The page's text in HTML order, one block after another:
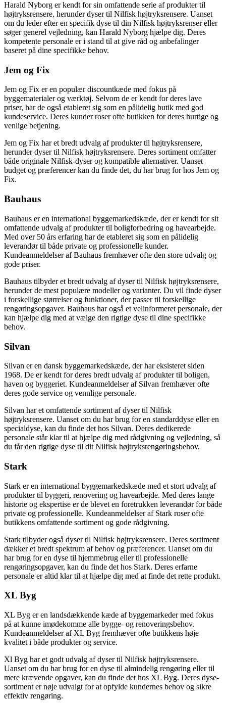
Harald Nyborg er kendt for sin omfattende serie af produkter til
højtryksrensere, herunder dyser til Nilfisk højtryksrensere. Uanset
om du leder efter en specifik dyse til din Nilfisk højtryksrenser eller
søger generel vejledning, kan Harald Nyborg hjælpe dig. Deres
kompetente personale er i stand til at give råd og anbefalinger
baseret på dine specifikke behov.
Jem og Fix
Jem og Fix er en populær discountkæde med fokus på
byggematerialer og værktøj. Selvom de er kendt for deres lave
priser, har de også etableret sig som en pålidelig butik med god
kundeservice. Deres kunder roser ofte butikken for deres hurtige og
venlige betjening.
Jem og Fix har et bredt udvalg af produkter til højtryksrensere,
herunder dyser til Nilfisk højtryksrensere. Deres sortiment omfatter
både originale Nilfisk-dyser og kompatible alternativer. Uanset
budget og præferencer kan du finde det, du har brug for hos Jem og
Fix.
Bauhaus
Bauhaus er en international byggemarkedskæde, der er kendt for sit
omfattende udvalg af produkter til boligforbedring og havearbejde.
Med over 50 års erfaring har de etableret sig som en pålidelig
leverandør til både private og professionelle kunder.
Kundeanmeldelser af Bauhaus fremhæver ofte den store udvalg og
gode priser.
Bauhaus tilbyder et bredt udvalg af dyser til Nilfisk højtryksrensere,
herunder de mest populære modeller og varianter. Du vil finde dyser
i forskellige størrelser og funktioner, der passer til forskellige
rengøringsopgaver. Bauhaus har også et velinformeret personale, der
kan hjælpe dig med at vælge den rigtige dyse til dine specifikke
behov.
Silvan
Silvan er en dansk byggemarkedskæde, der har eksisteret siden
1968. De er kendt for deres bredt udvalg af produkter til boligen,
haven og byggeriet. Kundeanmeldelser af Silvan fremhæver ofte
deres gode service og vennlige personale.
Silvan har et omfattende sortiment af dyser til Nilfisk
højtryksrensere. Uanset om du har brug for en standarddyse eller en
specialdyse, kan du finde det hos Silvan. Deres dedikerede
personale står klar til at hjælpe dig med rådgivning og vejledning, så
du får den rigtige dyse til dit Nilfisk højtryksrengøringsbehov.
Stark
Stark er en international byggemarkedskæde med et stort udvalg af
produkter til byggeri, renovering og havearbejde. Med deres lange
historie og ekspertise er de blevet en foretrukken leverandør for både
private og professionelle. Kundeanmeldelser af Stark roser ofte
butikkens omfattende sortiment og gode rådgivning.
Stark tilbyder også dyser til Nilfisk højtryksrensere. Deres sortiment
dækker et bredt spektrum af behov og præferencer. Uanset om du
har brug for en dyse til hjemmebrug eller til professionelle
rengøringsopgaver, kan du finde det hos Stark. Deres erfarne
personale er altid klar til at hjælpe dig med at finde det rette produkt.
XL Byg
XL Byg er en landsdækkende kæde af byggemarkeder med fokus
på at kunne imødekomme alle bygge- og renoveringsbehov.
Kundeanmeldelser af XL Byg fremhæver ofte butikkens høje
kvalitet i både produkter og service.
Xl Byg har et godt udvalg af dyser til Nilfisk højtryksrensere.
Uanset om du har brug for en dyse til almindelig rengøring eller til
mere krævende opgaver, kan du finde det hos XL Byg. Deres dyse-
sortiment er nøje udvalgt for at opfylde kundernes behov og sikre
effektiv rengøring.